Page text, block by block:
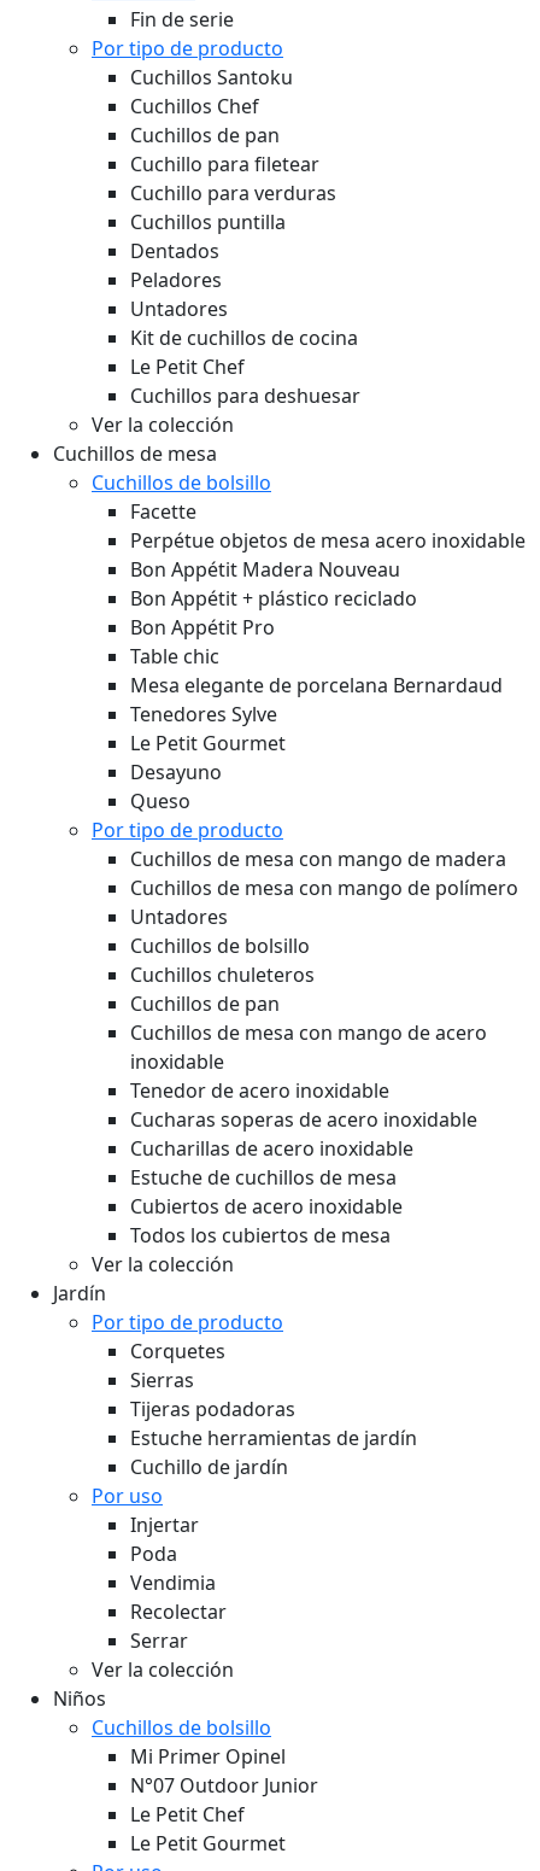
Fin de serie
Por tipo de producto
Cuchillos Santoku
Cuchillos Chef
Cuchillos de pan
Cuchillo para filetear
Cuchillo para verduras
Cuchillos puntilla
Dentados
Peladores
Untadores
Kit de cuchillos de cocina
Le Petit Chef
Cuchillos para deshuesar
Ver la colección
Cuchillos de mesa
Cuchillos de bolsillo
Facette
Perpétue objetos de mesa acero inoxidable
Bon Appétit Madera Nouveau
Bon Appétit + plástico reciclado
Bon Appétit Pro
Table chic
Mesa elegante de porcelana Bernardaud
Tenedores Sylve
Le Petit Gourmet
Desayuno
Queso
Por tipo de producto
Cuchillos de mesa con mango de madera
Cuchillos de mesa con mango de polímero
Untadores
Cuchillos de bolsillo
Cuchillos chuleteros
Cuchillos de pan
Cuchillos de mesa con mango de acero
inoxidable
Tenedor de acero inoxidable
Cucharas soperas de acero inoxidable
Cucharillas de acero inoxidable
Estuche de cuchillos de mesa
Cubiertos de acero inoxidable
Todos los cubiertos de mesa
Ver la colección
Jardín
Por tipo de producto
Corquetes
Sierras
Tijeras podadoras
Estuche herramientas de jardín
Cuchillo de jardín
Por uso
Injertar
Poda
Vendimia
Recolectar
Serrar
Ver la colección
Niños
Cuchillos de bolsillo
Mi Primer Opinel
N°07 Outdoor Junior
Le Petit Chef
Le Petit Gourmet